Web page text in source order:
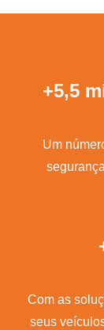
+5,5
Um
Com as
seus